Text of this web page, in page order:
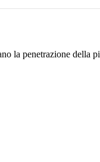
la penetrazione della